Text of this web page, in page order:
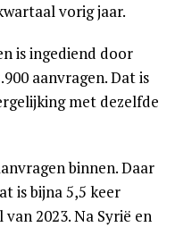
vorig jaar.
is ingediend door
aanvragen. Dat is
met dezelfde
binnen. Daar
is bijna 5,5 keer
2023. Na Syrië en